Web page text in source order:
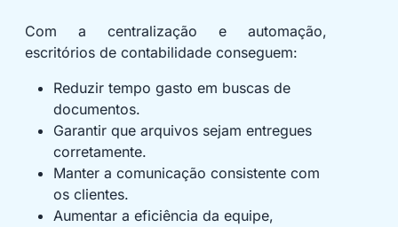
Com a centralização e automação,
escritórios de contabilidade conseguem:
Reduzir tempo gasto em buscas de
documentos.
Garantir que arquivos sejam entregues
corretamente.
Manter a comunicação consistente com
os clientes.
Aumentar a eficiência da equipe,